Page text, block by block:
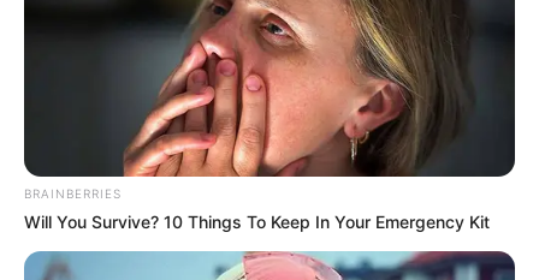
BRAINBERRIES
Will You Survive? 10 Things To Keep In Your Emergency Kit